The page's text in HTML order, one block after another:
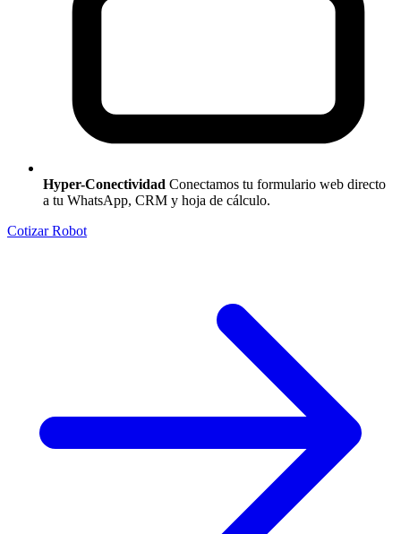
Hyper-Conectividad Conectamos tu formulario web directo
a tu WhatsApp, CRM y hoja de cálculo.
Cotizar Robot